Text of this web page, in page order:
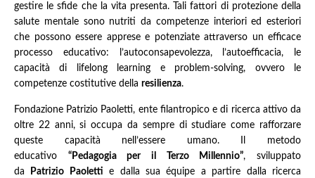
gestire le sfide che la vita presenta. Tali fattori di protezione della
salute mentale sono nutriti da competenze interiori ed esteriori
che possono essere apprese e potenziate attraverso un efficace
processo educativo: l’autoconsapevolezza, l’autoefficacia, le
capacità di lifelong learning e problem-solving, ovvero le
competenze costitutive della resilienza.
Fondazione Patrizio Paoletti, ente filantropico e di ricerca attivo da
oltre 22 anni, si occupa da sempre di studiare come rafforzare
queste capacità nell’essere umano. Il metodo
educativo “Pedagogia per il Terzo Millennio”, sviluppato
da
Patrizio Paoletti e dalla sua équipe a partire dalla ricerca